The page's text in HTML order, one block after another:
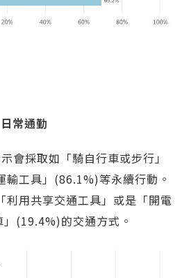
日常通勤
會採取如「騎自行車或步行」
工具」(86.1%)等永續行動。
用共享交通工具」或是「開電
(19.4%)的交通方式。